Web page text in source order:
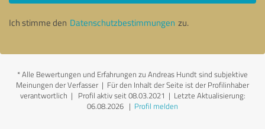
Ich stimme den Datenschutzbestimmungen zu.
*Alle Bewertungen und Erfahrungen zu Andreas Hundt sind subjektive
Meinungen der Verfasser | Für den Inhalt der Seite ist der Profilinhaber
verantwortlich | Profil aktiv seit 08.03.2021 | Letzte Aktualisierung:
06.08.2026 | Profil melden